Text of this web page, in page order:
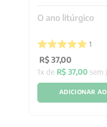
O ano litúrgico
1
R$ 37,00
1x de R$ 37,00 sem
ADICIONAR